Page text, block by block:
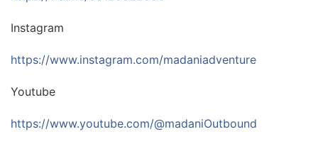
Instagram
https://www.instagram.com/madaniadventure
Youtube
https://www.youtube.com/@madaniOutbound